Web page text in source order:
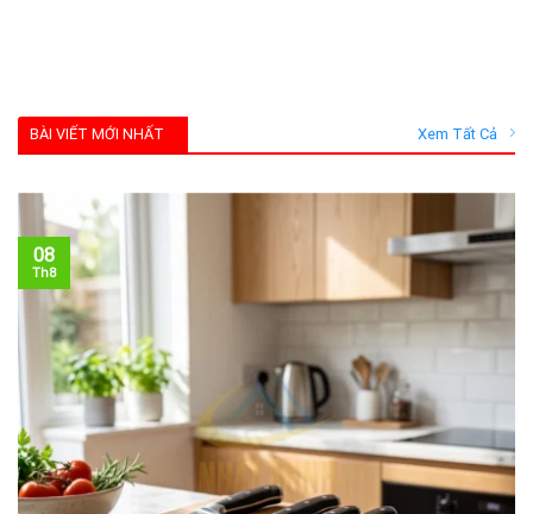
BÀI VIẾT MỚI NHẤT Xem Tất Cả
08
Th8